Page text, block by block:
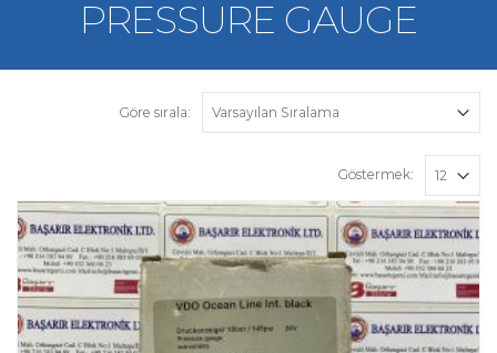
PRESSURE GAUGE
Göre sırala:
Göstermek: